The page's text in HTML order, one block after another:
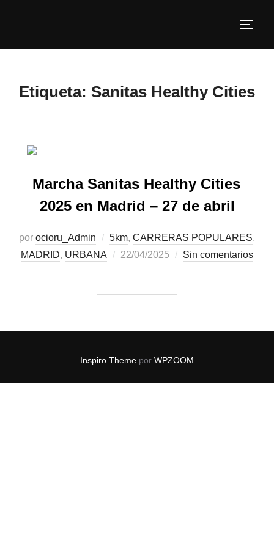
Etiqueta: Sanitas Healthy Cities
Marcha Sanitas Healthy Cities
2025 en Madrid – 27 de abril
por ocioru_Admin 5km, CARRERAS POPULARES,
MADRID, URBANA 22/04/2025 Sin comentarios
Inspiro Theme por WPZOOM